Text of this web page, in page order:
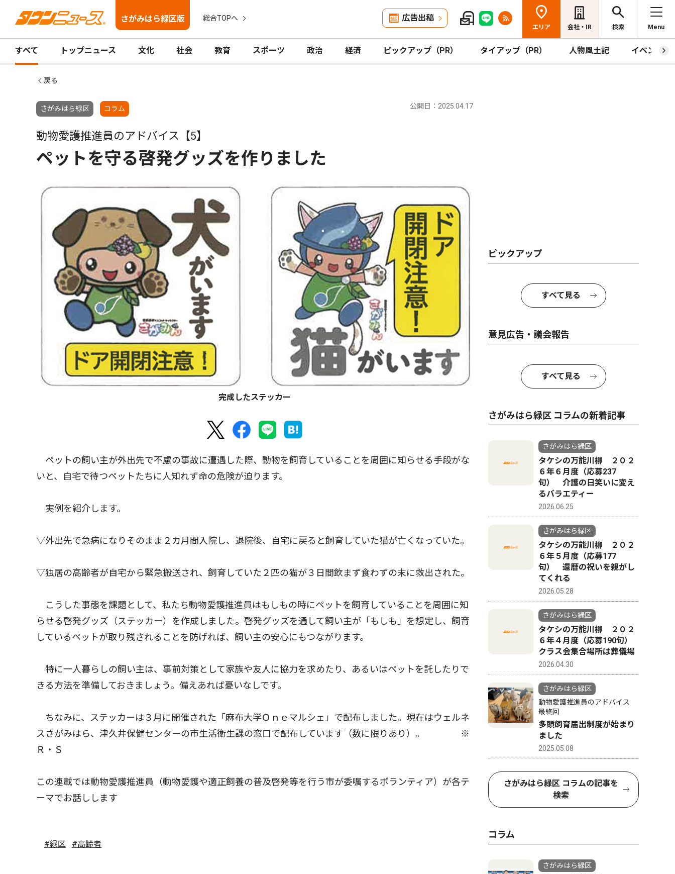
さがみはら緑区版 総合TOPへ 広告出稿
エリア 会社・IR 検索 Menu
すべて トップニュース 文化 社会 教育 スポーツ 政治 経済 ピックアップ（PR） タイアップ（PR） 人物風土記 イベント
戻る
さがみはら緑区 コラム 公開日：2025.04.17
動物愛護推進員のアドバイス【5】
ペットを守る啓発グッズを作りました
完成したステッカー
ペットの飼い主が外出先で不慮の事故に遭遇した際、動物を飼育していることを周囲に知らせる手段がな
いと、自宅で待つペットたちに人知れず命の危険が迫ります。
実例を紹介します。
▽外出先で急病になりそのまま２カ月間入院し、退院後、自宅に戻ると飼育していた猫が亡くなっていた。
▽独居の高齢者が自宅から緊急搬送され、飼育していた２匹の猫が３日間飲まず食わずの末に救出された。
こうした事態を課題として、私たち動物愛護推進員はもしもの時にペットを飼育していることを周囲に知
らせる啓発グッズ（ステッカー）を作成しました。啓発グッズを通して飼い主が「もしも」を想定し、飼育
しているペットが取り残されることを防げれば、飼い主の安心にもつながります。
特に一人暮らしの飼い主は、事前対策として家族や友人に協力を求めたり、あるいはペットを託したりで
きる方法を準備しておきましょう。備えあれば憂いなしです。
ちなみに、ステッカーは３月に開催された「麻布大学Ｏｎｅマルシェ」で配布しました。現在はウェルネ
スさがみはら、津久井保健センターの市生活衛生課の窓口で配布しています（数に限りあり）。 ※
Ｒ・Ｓ
この連載では動物愛護推進員（動物愛護や適正飼養の普及啓発等を行う市が委嘱するボランティア）が各テ
ーマでお話しします
#緑区 #高齢者
ピックアップ
すべて見る
意見広告・議会報告
すべて見る
さがみはら緑区 コラムの新着記事
さがみはら緑区
タケシの万能川柳 ２０２
６年６月度（応募237
句） 介護の日笑いに変え
るバラエティー
2026.06.25
さがみはら緑区
タケシの万能川柳 ２０２
６年５月度（応募177
句） 還暦の祝いを親がし
てくれる
2026.05.28
さがみはら緑区
タケシの万能川柳 ２０２
６年４月度（応募190句）
クラス会集合場所は葬儀場
2026.04.30
さがみはら緑区
動物愛護推進員のアドバイス
最終回
多頭飼育届出制度が始まり
ました
2025.05.08
さがみはら緑区 コラムの記事を
検索
コラム
さがみはら緑区